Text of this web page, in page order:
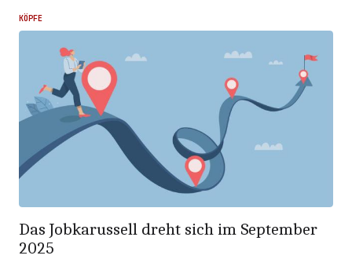
KÖPFE
Das Jobkarussell dreht sich im September
2025